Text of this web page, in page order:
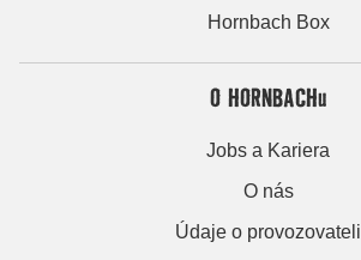
Hornbach Box
O HORNBACHu
Jobs a Kariera
O nás
Údaje o provozovateli